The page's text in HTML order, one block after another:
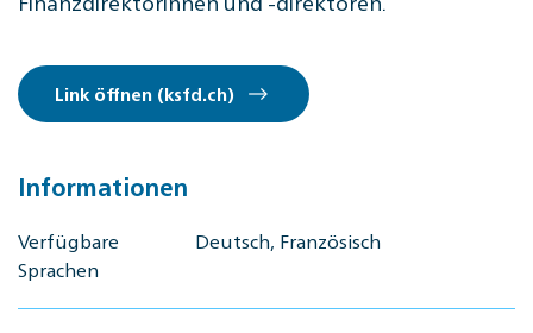
Link öffnen (ksfd.ch)
Informationen
Verfügbare
Sprachen
Deutsch, Französisch